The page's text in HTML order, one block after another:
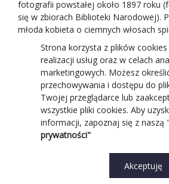
fotografii powstałej około 1897 roku
się w zbiorach Biblioteki Narodowej).
młoda kobieta o ciemnych włosach
Helena siedzi na krześle, lekko
jednak jej głowa obraca się w taki
skierowana jest w stronę odbiorcy.
jasną suknię zwężaną w talii, zapiętą
bufiastymi rękawami, suknia
Wykończona jest falbanami.
Tekst opisujący historię siedziby
znajduje się w prawym rogu:
Pałac Potockich położony jest przy
Przedmieściu. W XVII wieku rodzina
Strona korzysta z plików cookies
realizacji usług oraz w celach
marketingowych. Możesz
przechowywania i dostępu do
Twojej przeglądarce lub
wszystkie pliki cookies. Aby
informacji, zapoznaj się z naszą "
prywatności"
Akceptuję